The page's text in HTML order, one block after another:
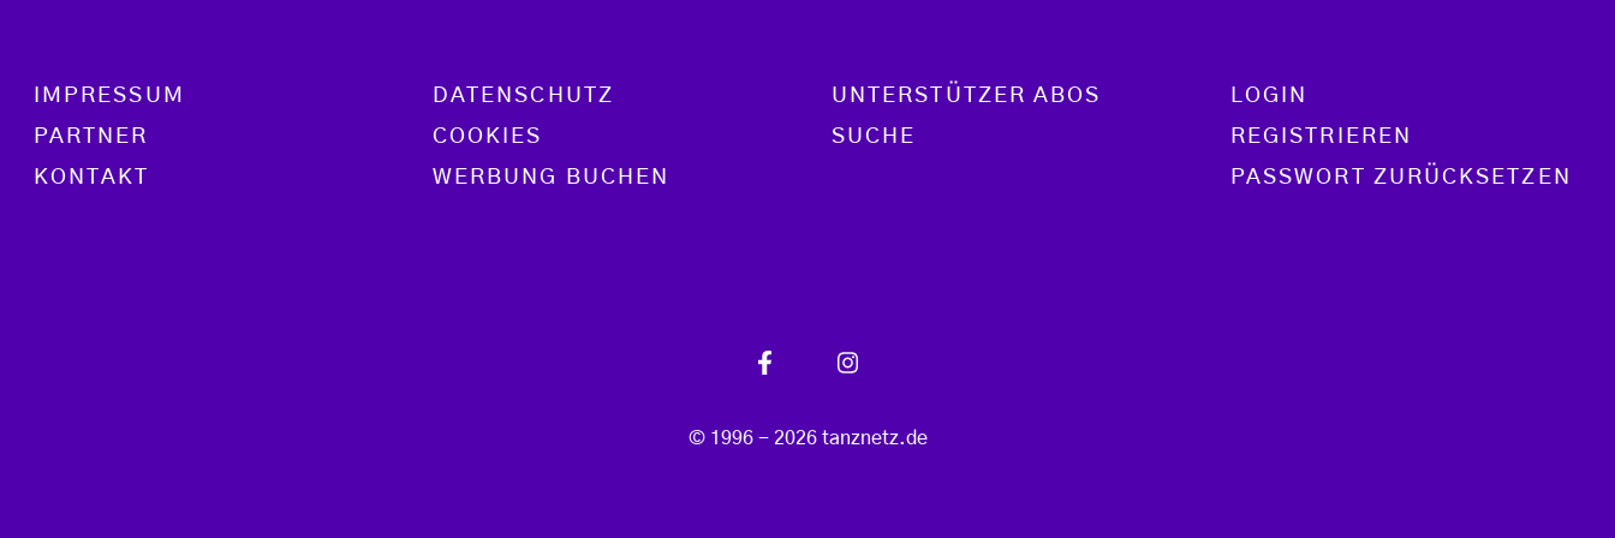
Footer menu
IMPRESSUM
PARTNER
KONTAKT
DATENSCHUTZ
COOKIES
WERBUNG BUCHEN
UNTERSTÜTZER ABOS
SUCHE
LOGIN
REGISTRIEREN
PASSWORT ZURÜCKSETZEN
© 1996 - 2026 tanznetz.de